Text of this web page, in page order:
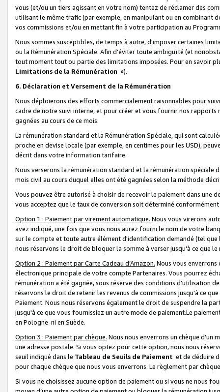
vous (et/ou un tiers agissant en votre nom) tentez de réclamer des
utilisant le même trafic (par exemple, en manipulant ou en combinant
vos commissions et/ou en mettant fin à votre participation au
Nous sommes susceptibles, de temps à autre, d'imposer certaines
ou la Rémunération Spéciale. Afin d'éviter toute ambiguïté (et
tout moment tout ou partie des limitations imposées. Pour en savoir
Limitations de la Rémunération »).
6. Déclaration et Versement de la Rémunération
Nous déploierons des efforts commercialement raisonnables pour
cadre de notre suivi interne, et pour créer et vous fournir nos
gagnées au cours de ce mois.
La rémunération standard et la Rémunération Spéciale, qui sont
proche en devise locale (par exemple, en centimes pour les USD),
décrit dans votre information tarifaire.
Nous verserons la rémunération standard et la rémunération spéciale
mois civil au cours duquel elles ont été gagnées selon la méthode
Vous pouvez être autorisé à choisir de recevoir le paiement dans une
vous acceptez que le taux de conversion soit déterminé
Option 1 : Paiement par virement automatique. Nous vous virerons
avez indiqué, une fois que vous nous aurez fourni le nom de votre
sur le compte et toute autre élément d'identification demandé (tel que
nous réservons le droit de bloquer la somme à verser jusqu'à ce que
Option 2 : Paiement par Carte Cadeau d’Amazon. Nous vous
électronique principale de votre compte Partenaires. Vous pourrez
rémunération a été gagnée, sous réserve des conditions d'utilisation
réservons le droit de retenir les revenus de commissions jusqu'à ce
Paiement. Nous nous réservons également le droit de suspendre la
jusqu'à ce que vous fournissiez un autre mode de paiement.Le
en Pologne ni en Suède.
Option 3 : Paiement par chèque. Nous nous enverrons un chèque d'un
une adresse postale. Si vous optez pour cette option, nous nous
seuil indiqué dans le Tableau de Seuils de Paiement et de déduire
pour chaque chèque que nous vous enverrons. Le règlement par
Si vous ne choisissez aucune option de paiement ou si vous ne nous